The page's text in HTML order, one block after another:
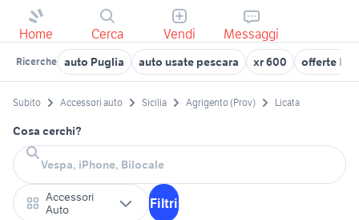
Home Cerca Vendi Messaggi
Ricerche auto Puglia auto usate pescara xr 600 offerte
Subito Accessori auto Sicilia Agrigento (Prov) Licata
Cosa cerchi?
Accessori
Auto
Filtri